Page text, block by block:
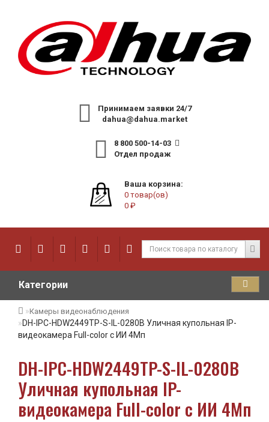
Принимаем заявки 24/7
dahua@dahua.market
8 800 500-14-03
Отдел продаж
Ваша корзина:
0 товар(ов)
0 ₽
Категории
Камеры видеонаблюдения
DH-IPC-HDW2449TP-S-IL-0280B Уличная купольная IP-
видеокамера Full-color с ИИ 4Мп
DH-IPC-HDW2449TP-S-IL-0280B
Уличная купольная IP-
видеокамера Full-color с ИИ 4Мп